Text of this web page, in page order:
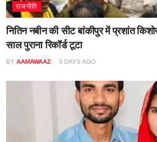
राजनीति
नितिन नबीन की सीट बांकीपुर में प्रशांत
साल पुराना रिकॉर्ड टूटा
BY AAMAWAAZ 3 DAYS AGO